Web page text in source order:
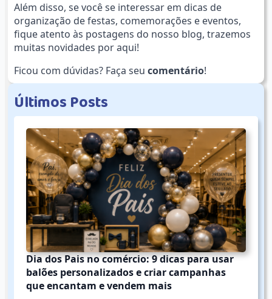
Além disso, se você se interessar em dicas de
organização de festas, comemorações e eventos,
fique atento às postagens do nosso blog, trazemos
muitas novidades por aqui!
Ficou com dúvidas? Faça seu comentário!
ÚltimosPosts
Dia dos Pais no comércio: 9 dicas para usar
balões personalizados e criar campanhas
que encantam e vendem mais